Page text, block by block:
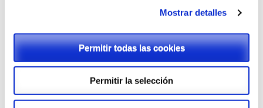
Mostrar detalles
Permitir todas las cookies
Permitir la selección
BOE